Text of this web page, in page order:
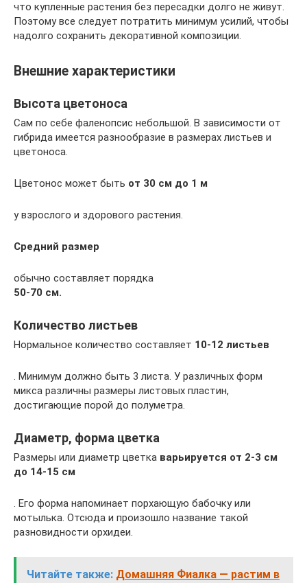
что купленные растения без пересадки долго не живут.
Поэтому все следует потратить минимум усилий, чтобы
надолго сохранить декоративной композиции.
Внешние характеристики
Высота цветоноса
Сам по себе фаленопсис небольшой. В зависимости от
гибрида имеется разнообразие в размерах листьев и
цветоноса.
Цветонос может быть от 30 см до 1 м
у взрослого и здорового растения.
Средний размер
обычно составляет порядка
50-70 см.
Количество листьев
Нормальное количество составляет 10-12 листьев
. Минимум должно быть 3 листа. У различных форм
микса различны размеры листовых пластин,
достигающие порой до полуметра.
Диаметр, форма цветка
Размеры или диаметр цветка варьируется от 2-3 см
до 14-15 см
. Его форма напоминает порхающую бабочку или
мотылька. Отсюда и произошло название такой
разновидности орхидеи.
Читайте также: Домашняя Фиалка — растим в